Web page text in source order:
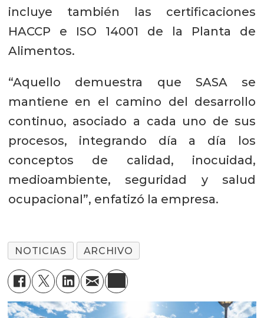
incluye también las certificaciones
HACCP e ISO 14001 de la Planta de
Alimentos.
“Aquello demuestra que SASA se
mantiene en el camino del desarrollo
continuo, asociado a cada uno de sus
procesos, integrando día a día los
conceptos de calidad, inocuidad,
medioambiente, seguridad y salud
ocupacional”, enfatizó la empresa.
NOTICIAS ARCHIVO